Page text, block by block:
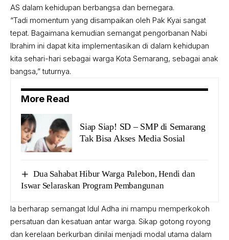
AS dalam kehidupan berbangsa dan bernegara.
“Tadi momentum yang disampaikan oleh Pak Kyai sangat
tepat. Bagaimana kemudian semangat pengorbanan Nabi
Ibrahim ini dapat kita implementasikan di dalam kehidupan
kita sehari-hari sebagai warga Kota Semarang, sebagai anak
bangsa,” tuturnya.
More Read
Siap Siap! SD – SMP di Semarang
Tak Bisa Akses Media Sosial
Dua Sahabat Hibur Warga Palebon, Hendi dan
Iswar Selaraskan Program Pembangunan
Ia berharap semangat Idul Adha ini mampu memperkokoh
persatuan dan kesatuan antar warga. Sikap gotong royong
dan kerelaan berkurban dinilai menjadi modal utama dalam